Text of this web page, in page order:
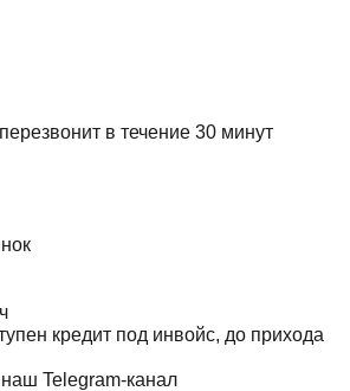
в течение 30 минут
кредит под инвойс, до прихода
Telegram-канал